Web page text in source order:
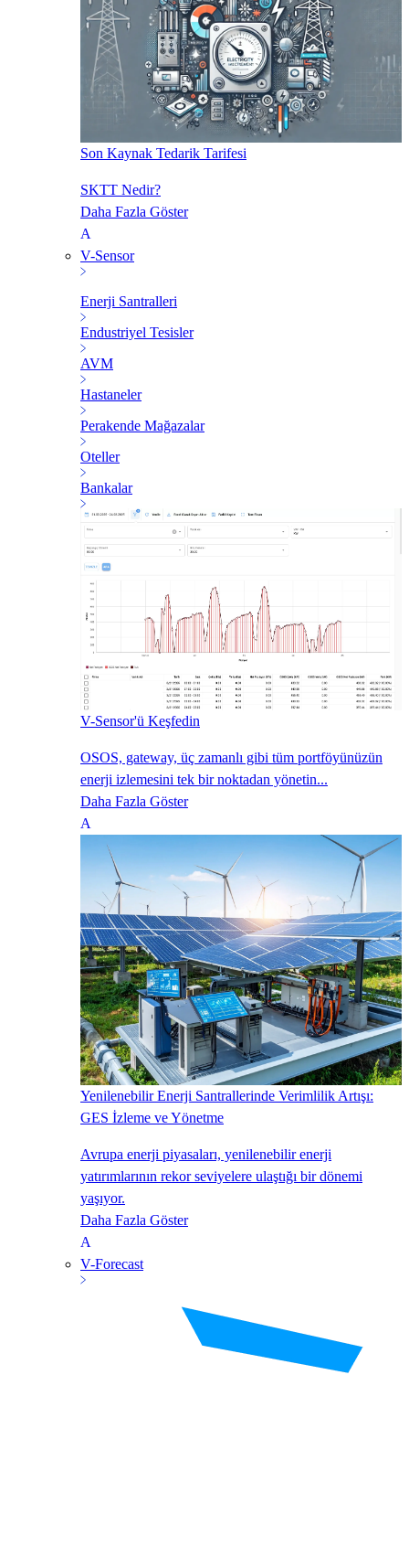
Son Kaynak Tedarik Tarifesi
SKTT Nedir?
Daha Fazla Göster
V-Sensor
Enerji Santralleri
Endustriyel Tesisler
AVM
Hastaneler
Perakende Mağazalar
Oteller
Bankalar
V-Sensor'ü Keşfedin
OSOS, gateway, üç zamanlı gibi tüm portföyünüzün
enerji izlemesini tek bir noktadan yönetin...
Daha Fazla Göster
Yenilenebilir Enerji Santrallerinde Verimlilik Artışı:
GES İzleme ve Yönetme
Avrupa enerji piyasaları, yenilenebilir enerji
yatırımlarının rekor seviyelere ulaştığı bir dönemi
yaşıyor.
Daha Fazla Göster
V-Forecast